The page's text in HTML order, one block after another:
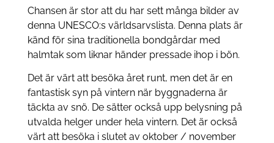
Chansen är stor att du har sett många bilder av
denna UNESCO:s världsarvslista. Denna plats är
känd för sina traditionella bondgårdar med
halmtak som liknar händer pressade ihop i bön.
Det är värt att besöka året runt, men det är en
fantastisk syn på vintern när byggnaderna är
täckta av snö. De sätter också upp belysning på
utvalda helger under hela vintern. Det är också
värt att besöka i slutet av oktober / november